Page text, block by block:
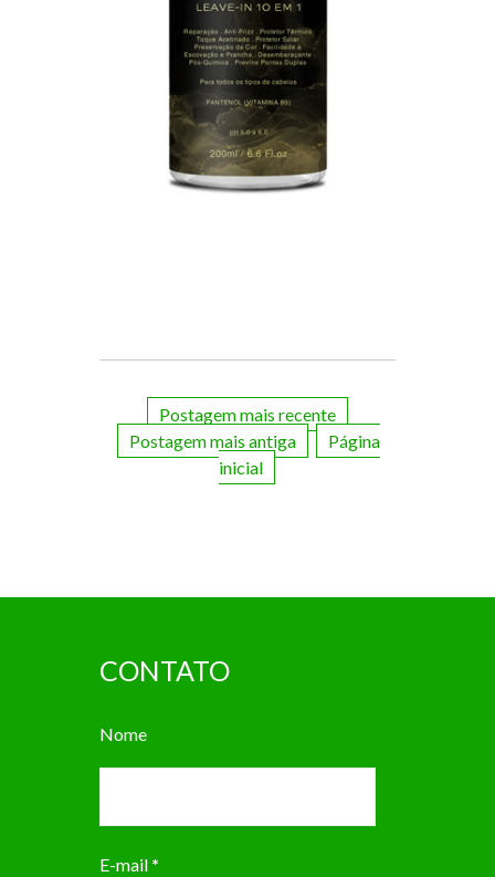
Postagem mais recente
Postagem mais antiga
Página
inicial
CONTATO
Nome
E-mail *